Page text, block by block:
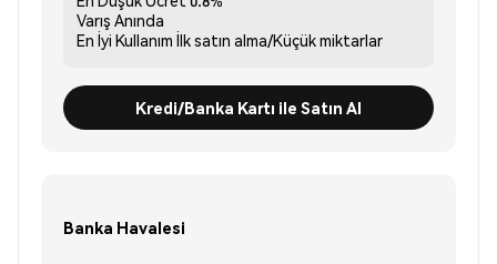
Varış Anında
En İyi Kullanım İlk satın alma/Küçük miktarlar
Kredi/Banka Kartı ile Satın Al
Banka Havalesi